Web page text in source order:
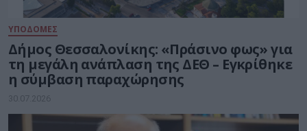
ΥΠΟΔΟΜΕΣ
Δήμος Θεσσαλονίκης: «Πράσινο φως» για
τη μεγάλη ανάπλαση της ΔΕΘ – Εγκρίθηκε
η σύμβαση παραχώρησης
30.07.2026